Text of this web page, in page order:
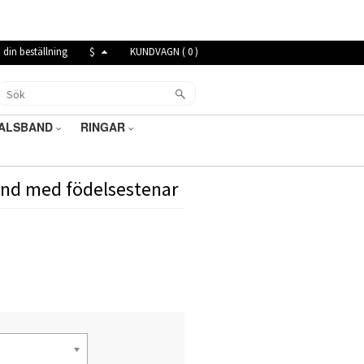
din beställning $ KUNDVAGN (0)
RINGAR
med födelsestenar